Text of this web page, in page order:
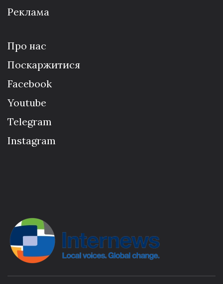
Реклама
Про нас
Поскаржитися
Facebook
Youtube
Telegram
Instagram